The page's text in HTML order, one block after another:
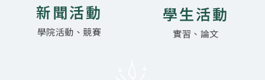
新聞活動
學院活動、競賽
學生活動
實習、論文